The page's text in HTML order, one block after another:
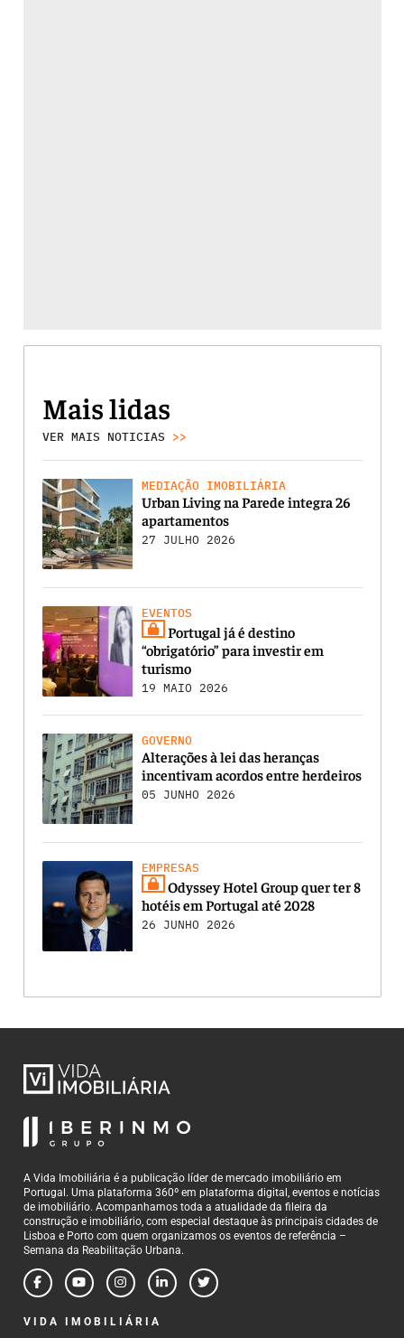
Mais lidas
VER MAIS NOTICIAS >>
MEDIAÇÃO IMOBILIÁRIA
Urban Living na Parede integra 26
apartamentos
27 JULHO 2026
EVENTOS
Portugal já é destino
“obrigatório” para investir em
turismo
19 MAIO 2026
GOVERNO
Alterações à lei das heranças
incentivam acordos entre herdeiros
05 JUNHO 2026
EMPRESAS
Odyssey Hotel Group quer ter 8
hotéis em Portugal até 2028
26 JUNHO 2026
A Vida Imobiliária é a publicação líder de mercado imobiliário em
Portugal. Uma plataforma 360º em plataforma digital, eventos e notícias
de imobiliário. Acompanhamos toda a atualidade da fileira da
construção e imobiliário, com especial destaque às principais cidades de
Lisboa e Porto com quem organizamos os eventos de referência –
Semana da Reabilitação Urbana.
VIDA IMOBILIÁRIA